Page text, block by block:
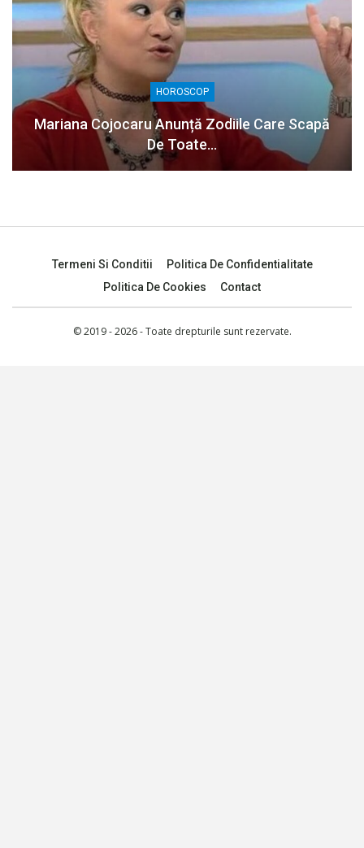
HOROSCOP
Mariana Cojocaru Anunță Zodiile Care Scapă
De Toate…
Termeni Si Conditii
Politica De Confidentialitate
Politica De Cookies
Contact
© 2019 - 2026 - Toate drepturile sunt rezervate.